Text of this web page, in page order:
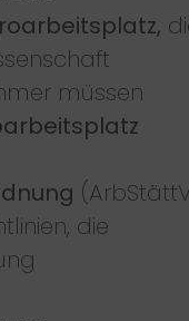
müssen
die